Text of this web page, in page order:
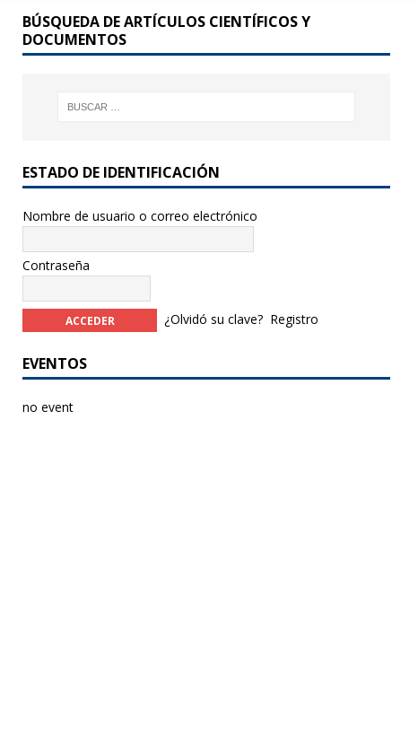
BÚSQUEDA DE ARTÍCULOS CIENTÍFICOS Y
DOCUMENTOS
ESTADO DE IDENTIFICACIÓN
Nombre de usuario o correo electrónico
Contraseña
¿Olvidó su clave? Registro
EVENTOS
no event